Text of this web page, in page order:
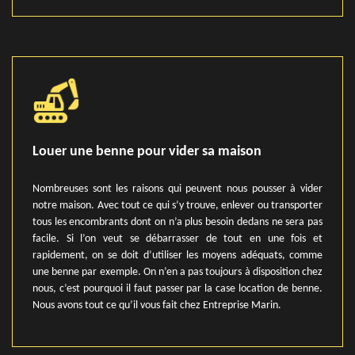
Louer une benne pour vider sa maison
Nombreuses sont les raisons qui peuvent nous pousser à vider
notre maison. Avec tout ce qui s’y trouve, enlever ou transporter
tous les encombrants dont on n’a plus besoin dedans ne sera pas
facile. Si l’on veut se débarrasser de tout en une fois et
rapidement, on se doit d’utiliser les moyens adéquats, comme
une benne par exemple. On n’en a pas toujours à disposition chez
nous, c’est pourquoi il faut passer par la case location de benne.
Nous avons tout ce qu’il vous fait chez Entreprise Marin.